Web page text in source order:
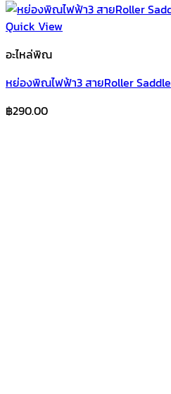
Quick View
อะไหล่พิณ
หย่องพิณไฟฟ้า3 สายRoller Saddle
฿290.00